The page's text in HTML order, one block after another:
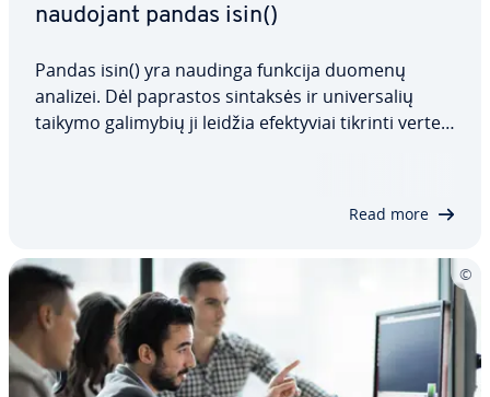
naudojant pandas isin()
Pandas isin() yra naudinga funkcija duomenų
analizei. Dėl paprastos sintaksės ir uni­ver­sa­lių
taikymo galimybių ji leidžia efek­ty­viai tikrinti vertes
Read more